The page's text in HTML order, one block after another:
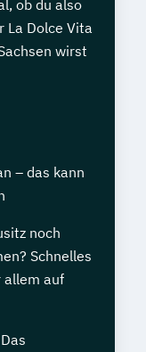
ob du also
La Dolce Vita
wirst
– das kann
noch
Schnelles
allem auf